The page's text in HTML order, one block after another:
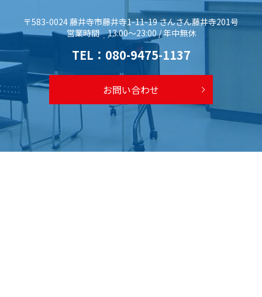
〒583-0024 藤井寺市藤井寺1-11-19 さんさん藤井寺201号
営業時間 13:00～23:00 / 年中無休
TEL： 080-9475-1137
お問い合わせ